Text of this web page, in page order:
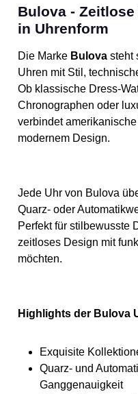
Bulova -
in Uhrenform
Die Marke Bulova steht
Uhren mit Stil,
Ob klassische Dress-
Chronographen oder
verbindet
modernem Design.
Jede Uhr von Bulova
Quarz- oder
Perfekt für stilbewusste
zeitloses Design mit
möchten.
Highlights der Bulova
Exquisite
Quarz- und
Ganggenauigkeit